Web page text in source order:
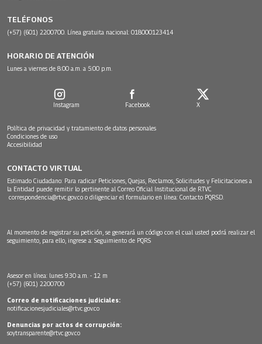
TELÉFONOS
(+57) (601) 2200700. Línea gratuita nacional: 018000123414
HORARIO DE ATENCIÓN
Lunes a viernes de 8:00 a.m. a 5:00 p.m.
Instagram Facebook X
Política de privacidad y tratamiento de datos personales
Condiciones de uso
Accesibilidad
CONTACTO VIRTUAL
Estimado Ciudadano: Para radicar Peticiones, Quejas, Reclamos, Solicitudes y Felicitaciones a
la Entidad puede remitir lo pertinente al Correo Oficial Institucional de RTVC
correspondencia@rtvc.gov.co o diligenciar el formulario en línea: Contacto PQRSD.
Al momento de registrar su petición, se generará un código con el cual usted podrá realizar el
seguimiento, para ello, ingrese a: Seguimiento de PQRS
Asesor en línea: lunes 9:30 a.m. - 12 m
(+57) (601) 2200700
Correo de notificaciones judiciales:
notificacionesjudiciales@rtvc.gov.co
Denuncias por actos de corrupción:
soytransparente@rtvc.gov.co